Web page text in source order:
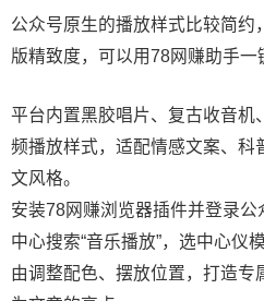
公众号原生的播放样式比较简约
版精致度，可以用78网赚助手一
平台内置黑胶唱片、复古收音机
频播放样式，适配情感文案、科
文风格。
安装78网赚浏览器插件并登录
中心搜索“音乐播放”，选中心仪
由调整配色、摆放位置，打造专